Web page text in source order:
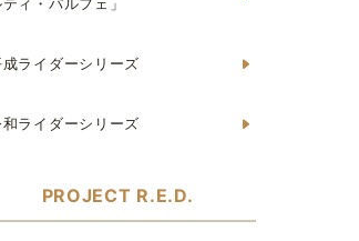
成ライダーシリーズ
和ライダーシリーズ
PROJECT R.E.D.